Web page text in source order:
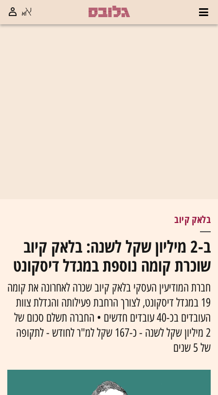
בלאק קיוב
ב-2 מיליון שקל לשנה: בלאק קיוב
שוכרת קומה נוספת במגדל דיסקונט
חברת המודיעין העסקי בלאק קיוב שכרה לאחרונה את קומה
19 במגדל דיסקונט, לצורך הרחבת פעילותה והגדלת צוות
העובדים בכ-40 עובדים חדשים • החברה תשלם סכום של
2 מיליון שקל לשנה - כ-167 שקל למ"ר לחודש - לתקופה
של 5 שנים